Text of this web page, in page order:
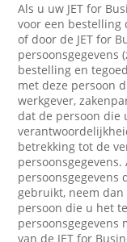
Als u uw JET for
voor een bestelling
of door de JET for
persoonsgegevens
bestelling en
met deze persoon
werkgever,
dat de persoon die
betrekking tot de
persoonsgegevens
gebruikt, neem
persoon die u het
persoonsgegevens
van de JET for